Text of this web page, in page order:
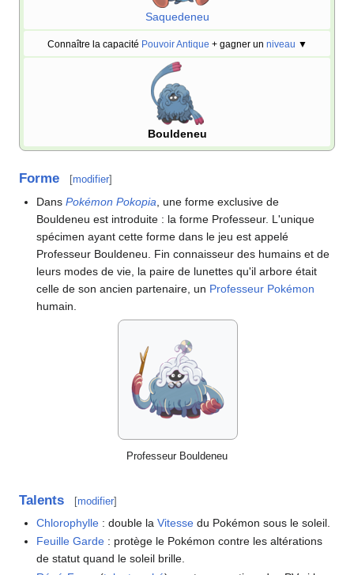
Saquedeneu
Connaître la capacité Pouvoir Antique + gagner un niveau ▼
Bouldeneu
Forme [modifier]
DansPokémon Pokopia , une forme exclusive de
Bouldeneu est introduite : la forme Professeur. L'unique
spécimen ayant cette forme dans le jeu est appelé
Professeur Bouldeneu. Fin connaisseur des humains et de
leurs modes de vie, la paire de lunettes qu'il arbore était
celle de son ancien partenaire, un Professeur Pokémon
humain.
Professeur Bouldeneu
Talents [modifier]
Chlorophylle : double laVitesse du Pokémon sous le soleil.
Feuille Garde : protège le Pokémon contre les altérations
de statut quand le soleil brille.